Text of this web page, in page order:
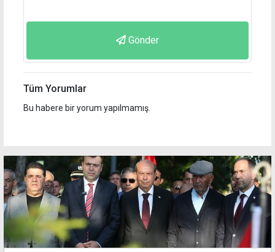
Gönder
Tüm Yorumlar
Bu habere bir yorum yapılmamış.